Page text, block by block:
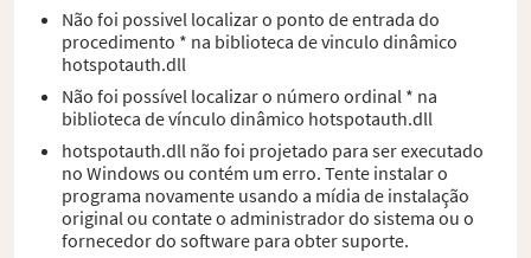
Não foi possivel localizar o ponto de entrada do
procedimento * na biblioteca de vinculo dinâmico
hotspotauth.dll
Não foi possível localizar o número ordinal * na
biblioteca de vínculo dinâmico hotspotauth.dll
hotspotauth.dll não foi projetado para ser executado
no Windows ou contém um erro. Tente instalar o
programa novamente usando a mídia de instalação
original ou contate o administrador do sistema ou o
fornecedor do software para obter suporte.